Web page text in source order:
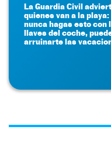
La Guardia Civil
quienes van a la playa:
nunca hagas esto con
llaves del coche,
arruinarte las